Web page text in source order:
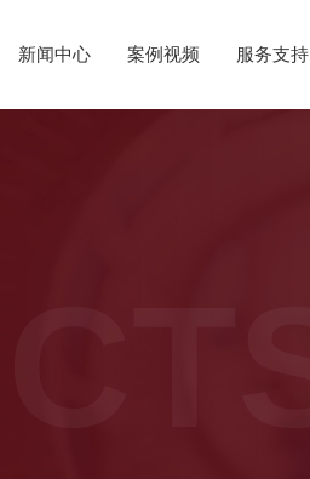
新闻中心 案例视频 服务支持